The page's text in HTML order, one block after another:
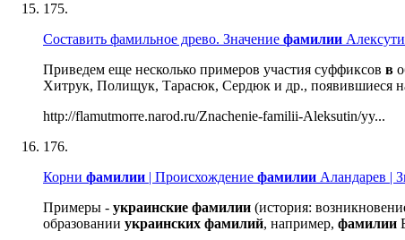
175.
Составить фамильное древо. Значение фамилии
Приведем еще несколько примеров участия суффиксов в
Хитрук, Полищук, Тарасюк, Сердюк и др., появившиеся
http://flamutmorre.narod.ru/Znachenie-familii-Aleksutin/yy...
176.
Корни фамилии | Происхождение фамилии Аландарев |
Примеры - украинские фамилии (история:
образовании украинских фамилий, например, фамилии